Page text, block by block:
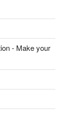
- Make your